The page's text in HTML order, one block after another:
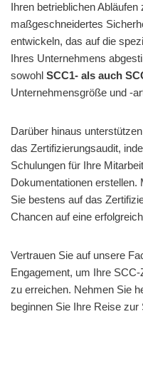
Ihren betrieblichen
maßgeschneidertes
entwickeln, das auf die
Ihres Unternehmens
sowohl SCC1- als auch
Unternehmensgröße und -
Darüber hinaus
das Zertifizierungsaudit,
Schulungen für Ihre
Dokumentationen
Sie bestens auf das
Chancen auf eine
Vertrauen Sie auf unsere
Engagement, um Ihre
zu erreichen. Nehmen Sie
beginnen Sie Ihre Reise zur